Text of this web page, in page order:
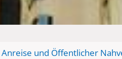
Anreise und Öffentlicher